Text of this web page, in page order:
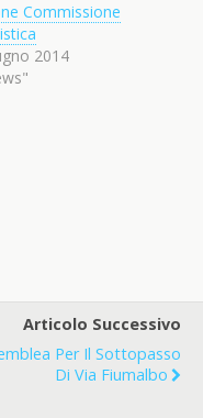
Commissione
2014
Articolo Successivo
Per Il Sottopasso
Di Via Fiumalbo